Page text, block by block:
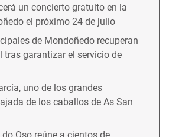
un concierto gratuito en la
el próximo 24 de julio
de Mondoñedo recuperan
tras garantizar el servicio de
uno de los grandes
de los caballos de As San